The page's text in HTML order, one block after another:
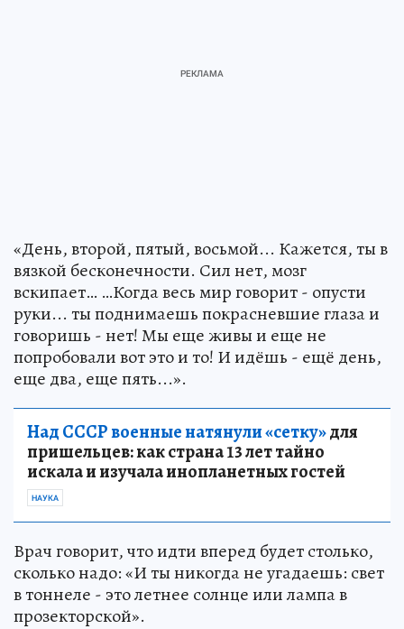
«День, второй, пятый, восьмой... Кажется, ты в
вязкой бесконечности. Сил нет, мозг
вскипает… …Когда весь мир говорит - опусти
руки... ты поднимаешь покрасневшие глаза и
говоришь - нет! Мы еще живы и еще не
попробовали вот это и то! И идёшь - ещё день,
еще два, еще пять...».
Над СССР военные натянули «сетку»для
пришельцев: как страна 13 лет тайно
искала и изучала инопланетных гостей
НАУКА
Врач говорит, что идти вперед будет столько,
сколько надо: «И ты никогда не угадаешь: свет
в тоннеле - это летнее солнце или лампа в
прозекторской».